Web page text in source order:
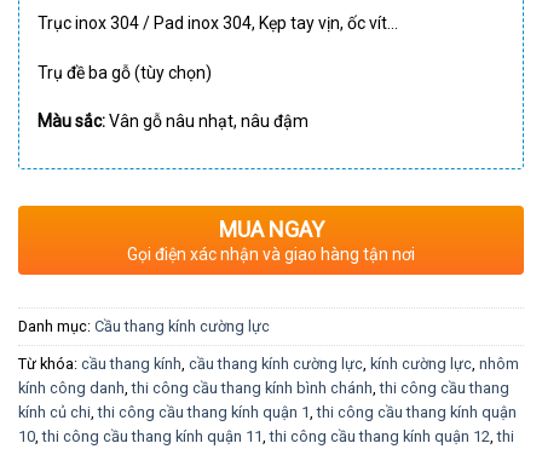
Trục inox 304 / Pad inox 304, Kẹp tay vịn, ốc vít…
Trụ đề ba gỗ (tùy chọn)
Màu sắc:Vân gỗ nâu nhạt, nâu đậm
MUA NGAY
Gọi điện xác nhận và giao hàng tận nơi
Danh mục: Cầu thang kính cường lực
Từ khóa: cầu thang kính cầu thang kính cường lực kính cường lực nhôm
kính công danh ,thi công cầu thang kính bình chánh ,thi công cầu thang
kính củ chi ,thi công cầu thang kính quận 1 ,thi công cầu thang kính quận
10 ,thi công cầu thang kính quận 11 ,thi công cầu thang kính quận 12 ,thi